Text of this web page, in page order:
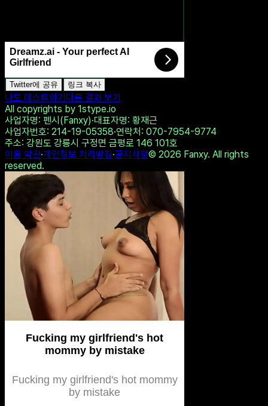
Dreamz.ai - Your perfect AI
Girlfriend
Twitter에 공유
나도 테스트하기
다른 결과 보기
All copyrights by 1stype.io
사업자명: 펜시(Fanxy) 대표자명: 황재근
사업자번호 : 214-19-05358 연락처 : 070-7954-9774
: 강원도 강릉시 구정면 금평로 146 101호
이용 약관
개인정보 처리방침 공지사항©2026
Fanxy. All rights
reserved.